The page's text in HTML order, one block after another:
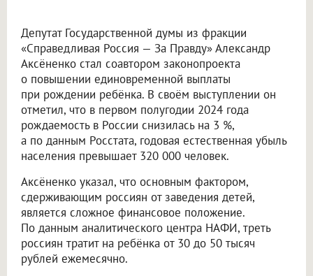
Депутат Государственной думы из фракции
«Справедливая Россия — За Правду» Александр
Аксёненко стал соавтором законопроекта
о повышении единовременной выплаты
при рождении ребёнка. В своём выступлении он
отметил, что в первом полугодии 2024 года
рождаемость в России снизилась на 3 %,
а по данным Росстата, годовая естественная убыль
населения превышает 320 000 человек.
Аксёненко указал, что основным фактором,
сдерживающим россиян от заведения детей,
является сложное финансовое положение.
По данным аналитического центра НАФИ, треть
россиян тратит на ребёнка от 30 до 50 тысяч
рублей ежемесячно.